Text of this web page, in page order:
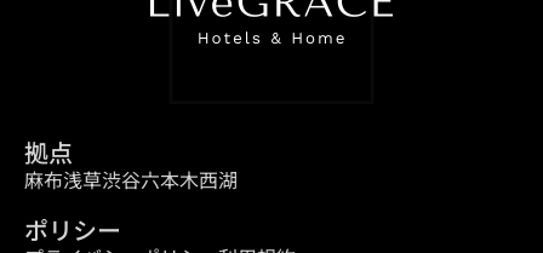
拠点
麻布浅草渋谷六本木西湖
ポリシー